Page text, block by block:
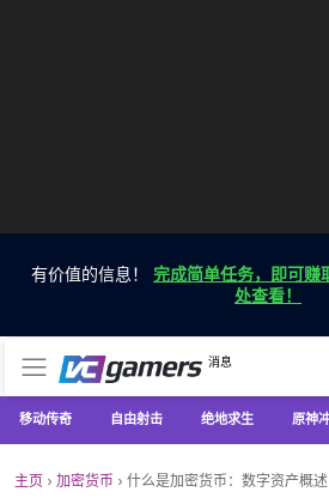
有价值的信息！ 完成简单任务，即可赚
处查看！
VC游戏新闻
消息
仅在 VCGamers 获取
移动传奇 自由射击 绝地求生 原神
主页 › 加密货币 › 什么是加密货币：数字资产概述